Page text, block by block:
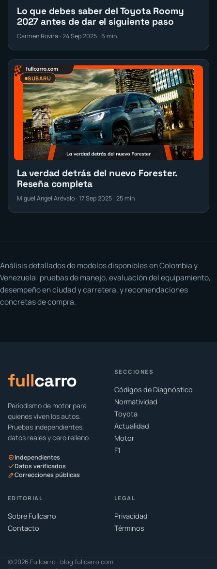
Lo que debes saber del Toyota Roomy
2027 antes de dar el siguiente paso
Carmen Rovira · 24 Sep 2025 · 6 min
SUBARU
La verdad detrás del nuevo Forester.
Reseña completa
Miguel Ángel Arévalo · 17 Sep 2025 · 25 min
Análisis detallados de modelos disponibles en Colombia y
Venezuela: pruebas de manejo, evaluación del equipamiento,
desempeño en ciudad y carretera, y recomendaciones
concretas de compra.
fullcarro
Periodismo de motor para
quienes viven los autos.
Pruebas independientes,
datos reales y cero relleno.
Independientes
Datos verificados
Correcciones públicas
SECCIONES
Códigos de Diagnóstico
Normatividad
Toyota
Actualidad
Motor
F1
EDITORIAL
Sobre Fullcarro
Contacto
LEGAL
Privacidad
Términos
© 2026 Fullcarro · blog.fullcarro.com